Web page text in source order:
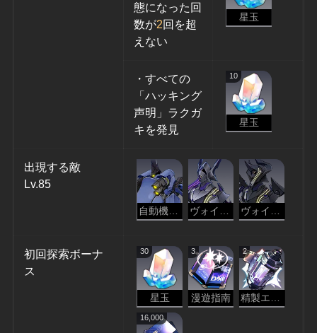
態になった回
数が2回を超
えない
星玉
・すべての
「ハッキング
声明」ラクガ
キを発見
10
星玉
出現する敵
Lv.85
初回探索ボーナ
ス
30
星玉
3
漫遊指南
2
16,000